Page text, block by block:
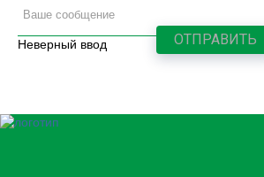
Неверный ввод